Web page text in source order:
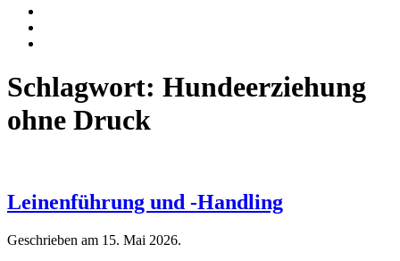
Schlagwort: Hundeerziehung
ohne Druck
Leinenführung und -Handling
Geschrieben am 15. Mai 2026.